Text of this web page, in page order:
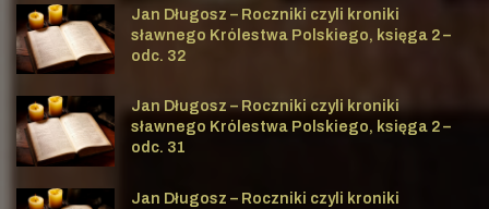
Jan Długosz – Roczniki czyli kroniki
sławnego Królestwa Polskiego, księga 2 –
odc. 32
Jan Długosz – Roczniki czyli kroniki
sławnego Królestwa Polskiego, księga 2 –
odc. 31
Jan Długosz – Roczniki czyli kroniki